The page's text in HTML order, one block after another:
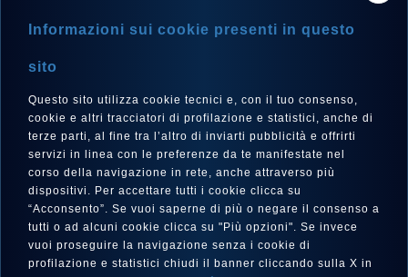
LANGUE
Français
SUIVEZ-NOUS SUR
Informazioni sui cookie presenti in questo
sito
Questo sito utilizza cookie tecnici e, con il tuo consenso,
cookie e altri tracciatori di profilazione e statistici, anche di
terze parti, al fine tra l’altro di inviarti pubblicità e offrirti
servizi in linea con le preferenze da te manifestate nel
corso della navigazione in rete, anche attraverso più
dispositivi. Per accettare tutti i cookie clicca su
“Acconsento”. Se vuoi saperne di più o negare il consenso a
tutti o ad alcuni cookie clicca su "Più opzioni". Se invece
vuoi proseguire la navigazione senza i cookie di
profilazione e statistici chiudi il banner cliccando sulla X in